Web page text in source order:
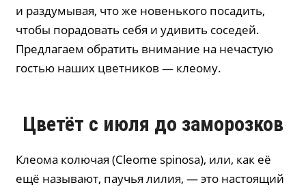
и раздумывая, что же новенького посадить,
чтобы порадовать себя и удивить соседей.
Предлагаем обратить внимание на нечастую
гостью наших цветников — клеому.
Цветёт с июля до заморозков
Клеома колючая (Cleome spinosa), или, как её
ещё называют, паучья лилия, — это настоящий